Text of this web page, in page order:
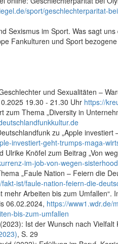
sport/geschlechterparitat-
Sexismus im Sport. Was sagt
Fankulturen und Sport
und Sexualitäten –
19.30 - 21.30 Uhr https://
Thema „Diversity in
zu „Apple investiert
investiert-geht-trumps-maga-
Knöfel zum Beitrag „Von
im-job-von-wegen-sisterhood
„Faule Nation – Feiern die
ist/faule-nation-feiern-die-
Arbeiten bis zum Umfallen“.
06.02.2024, https://www1.wdr.de/
bis-zum-umfallen
Ist der Wunsch nach
, S. 29